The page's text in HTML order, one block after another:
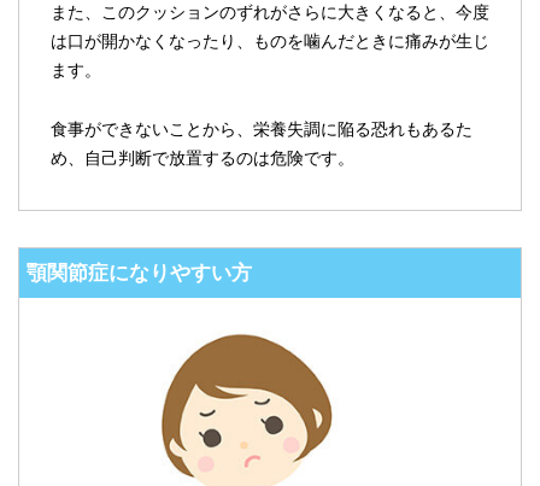
また、このクッションのずれがさらに大きくなると、今度
は口が開かなくなったり、ものを噛んだときに痛みが生じ
ます。
食事ができないことから、栄養失調に陥る恐れもあるた
め、自己判断で放置するのは危険です。
顎関節症になりやすい方